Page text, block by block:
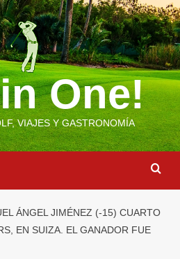
One!
VIAJES Y GASTRONOMÍA
ÁNGEL JIMÉNEZ (-15) CUARTO
EN SUIZA. EL GANADOR FUE